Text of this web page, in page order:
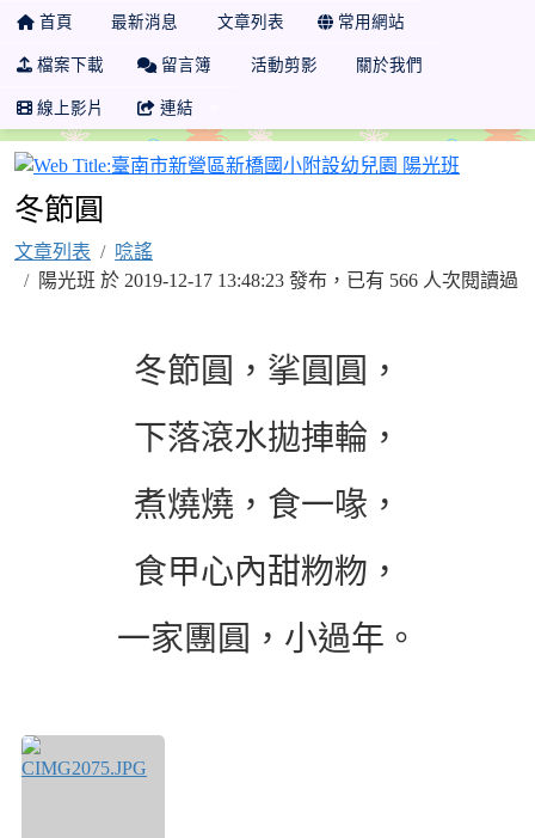
首頁 最新消息 文章列表 常用網站
檔案下載 留言簿 活動剪影 關於我們
線上影片 連結
冬節圓
文章列表
唸謠
陽光班 於 2019-12-17 13:48:23 發布，已有 566 人次閱讀過
冬節圓，挲圓圓，
下落滾水拋捙輪，
煮燒燒，食一喙，
食甲心內甜粅粅，
一家團圓，小過年。